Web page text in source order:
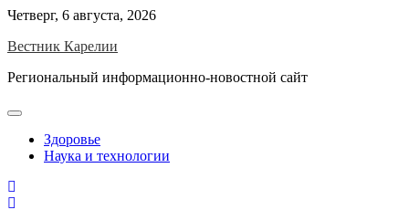
Skip
content
Четверг, 6 августа, 2026
Вестник Карелии
Региональный информационно-новостной сайт
Здоровье
Наука и технологии